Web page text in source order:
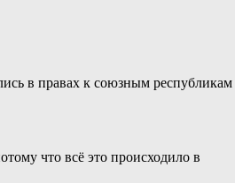
в правах к союзным республикам
что всё это происходило в